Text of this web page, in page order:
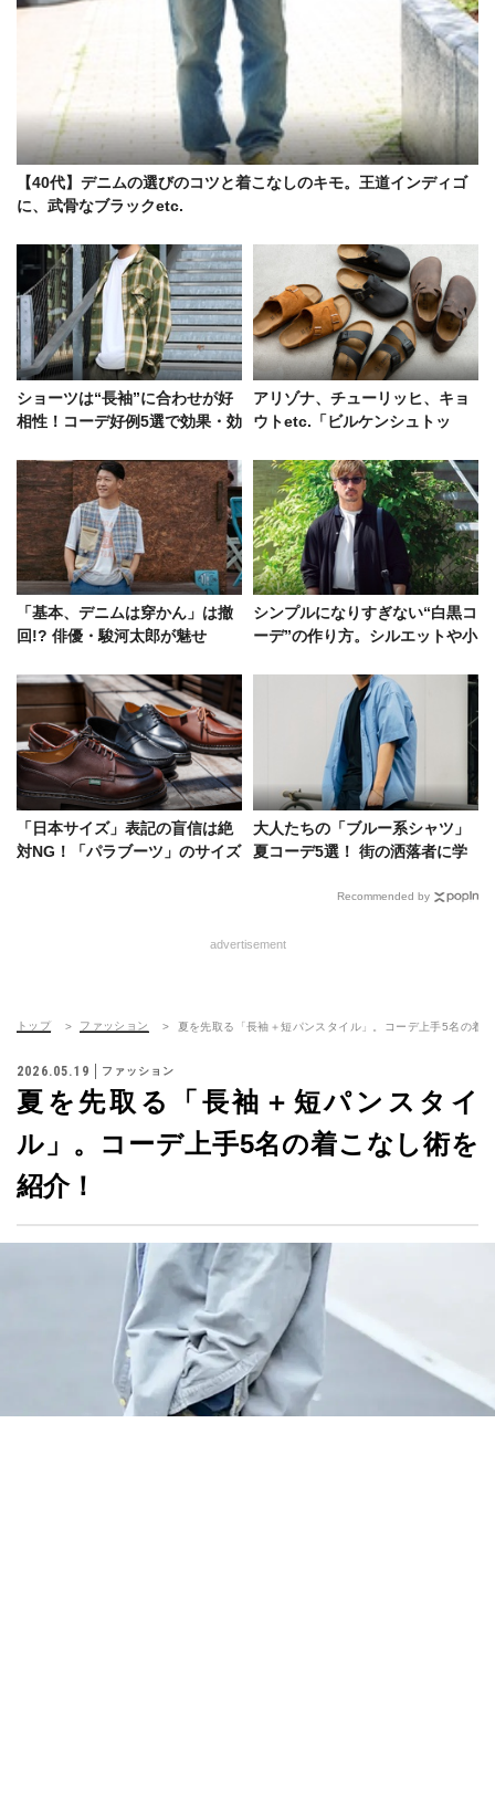
【40代】デニムの選びのコツと着こなしのキモ。王道インディゴ
に、武骨なブラックetc.
ショーツは“長袖”に合わせが好
相性！コーデ好例5選で効果・効
アリゾナ、チューリッヒ、キョ
ウトetc.「ビルケンシュトッ
「基本、デニムは穿かん」は撤
回!? 俳優・駿河太郎が魅せ
ル”
シンプルになりすぎない“白黒コ
ーデ”の作り方。シルエットや小
「日本サイズ」表記の盲信は絶
対NG！「パラブーツ」のサイズ
大人たちの「ブルー系シャツ」
夏コーデ5選！ 街の洒落者に学
Recommended by
advertisement
夏を先取る「長袖＋短パンスタイ
ル」。コーデ上手5名の着こなし術を
紹介！